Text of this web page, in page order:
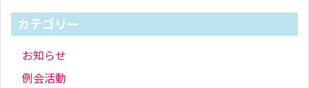
カテゴリー
お知らせ
例会活動